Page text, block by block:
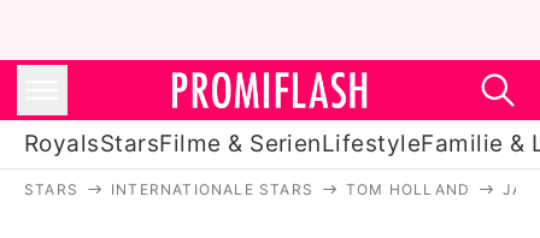
RoyalsStarsFilme & SerienLifestyleFamilie &
STARS INTERNATIONALE STARS TOM HOLLAND